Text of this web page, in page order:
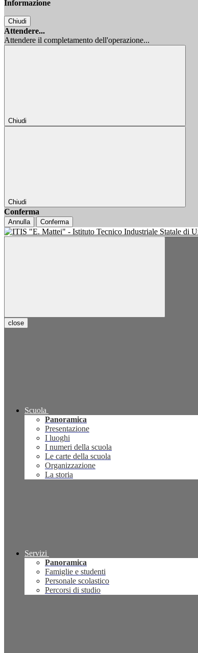
Informazione
Chiudi
Attendere...
Attendere il completamento dell'operazione...
Chiudi
Chiudi
Conferma
Annulla Conferma
close
Scuola
Panoramica
Presentazione
I luoghi
I numeri della scuola
Le carte della scuola
Organizzazione
La storia
Servizi
Panoramica
Famiglie e studenti
Personale scolastico
Percorsi di studio